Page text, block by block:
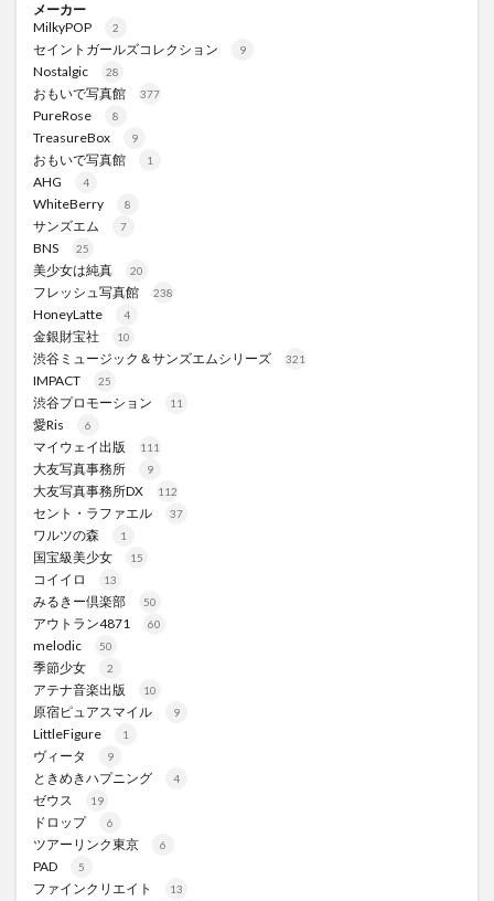
メーカー
MilkyPOP
2
セイントガールズコレクション 9
Nostalgic 28
おもいで写真館 377
PureRose 8
TreasureBox 9
おもいで写真館 1
AHG 4
WhiteBerry 8
サンズエム 7
BNS 25
美少女は純真 20
フレッシュ写真館 238
HoneyLatte 4
金銀財宝社 10
渋谷ミュージック＆サンズエムシリーズ 321
IMPACT 25
渋谷プロモーション 11
愛Ris 6
マイウェイ出版 111
大友写真事務所 9
大友写真事務所DX 112
セント・ラファエル 37
ワルツの森 1
国宝級美少女 15
コイイロ 13
みるきー倶楽部 50
アウトラン4871 60
melodic 50
季節少女 2
アテナ音楽出版 10
原宿ピュアスマイル 9
LittleFigure 1
ヴィータ 9
ときめきハプニング 4
ゼウス 19
ドロップ 6
ツアーリンク東京 6
PAD 5
ファインクリエイト 13